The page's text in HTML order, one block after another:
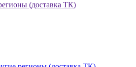
(доставка ТК)